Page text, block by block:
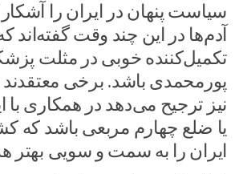
سیاست پنهان در ایران را
آدم‌ها در این چند وقت گفته‌اند
تکمیل‌کننده خوبی در مثلت
پورمحمدی باشد. برخی
نیز ترجیح می‌دهد در همکاری
یا ضلع چهارم مربعی باشد که
ایران را به سمت و سویی بهتر